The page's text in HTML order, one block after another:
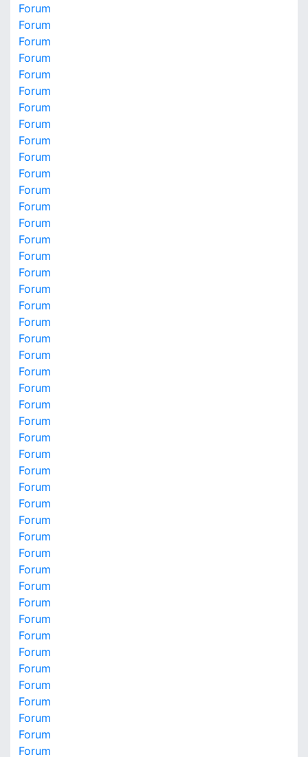
Forum
Forum
Forum
Forum
Forum
Forum
Forum
Forum
Forum
Forum
Forum
Forum
Forum
Forum
Forum
Forum
Forum
Forum
Forum
Forum
Forum
Forum
Forum
Forum
Forum
Forum
Forum
Forum
Forum
Forum
Forum
Forum
Forum
Forum
Forum
Forum
Forum
Forum
Forum
Forum
Forum
Forum
Forum
Forum
Forum
Forum